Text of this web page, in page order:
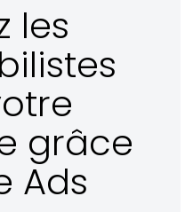
les
grâce
Ads